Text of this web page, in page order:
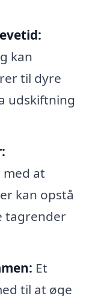
kan
til dyre
udskiftning
at
kan opstå
tagrender
Et
til at øge